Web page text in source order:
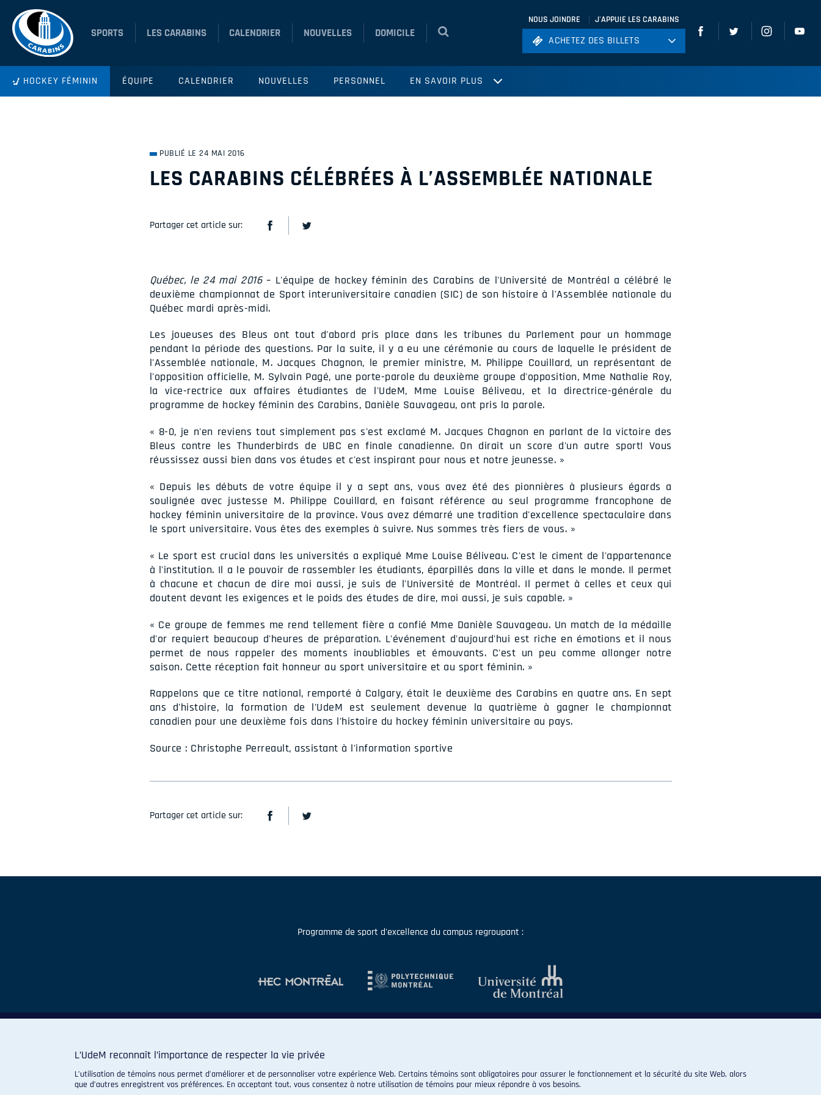
SPORTS LES CARABINS CALENDRIER NOUVELLES DOMICILE
NOUS JOINDRE J'APPUIE LES CARABINS
ACHETEZ DES BILLETS
ACHETEZ DES BILLETS
HOCKEY FÉMININ ÉQUIPE CALENDRIER NOUVELLES PERSONNEL EN SAVOIR PLUS
PUBLIÉ LE 24 MAI 2016
LES CARABINS CÉLÉBRÉES À L’ASSEMBLÉE NATIONALE
Partager cet article sur:
Québec, le 24 mai 2016– L'équipe de hockey féminin des Carabins de l'Université de Montréal a célébré le
deuxième championnat de Sport interuniversitaire canadien (SIC) de son histoire à l'Assemblée nationale du
Québec mardi après-midi.
Les joueuses des Bleus ont tout d'abord pris place dans les tribunes du Parlement pour un hommage
pendant la période des questions. Par la suite, il y a eu une cérémonie au cours de laquelle le président de
l'Assemblée nationale, M. Jacques Chagnon, le premier ministre, M. Philippe Couillard, un représentant de
l'opposition officielle, M. Sylvain Pagé, une porte-parole du deuxième groupe d'opposition, Mme Nathalie Roy,
la vice-rectrice aux affaires étudiantes de l'UdeM, Mme Louise Béliveau, et la directrice-générale du
programme de hockey féminin des Carabins, Danièle Sauvageau, ont pris la parole.
« 8-0, je n'en reviens tout simplement pas s'est exclamé M. Jacques Chagnon en parlant de la victoire des
Bleus contre les Thunderbirds de UBC en finale canadienne. On dirait un score d'un autre sport! Vous
réussissez aussi bien dans vos études et c'est inspirant pour nous et notre jeunesse. »
« Depuis les débuts de votre équipe il y a sept ans, vous avez été des pionnières à plusieurs égards a
soulignée avec justesse M. Philippe Couillard, en faisant référence au seul programme francophone de
hockey féminin universitaire de la province. Vous avez démarré une tradition d'excellence spectaculaire dans
le sport universitaire. Vous êtes des exemples à suivre. Nus sommes très fiers de vous. »
« Le sport est crucial dans les universités a expliqué Mme Louise Béliveau. C'est le ciment de l'appartenance
à l'institution. Il a le pouvoir de rassembler les étudiants, éparpillés dans la ville et dans le monde. Il permet
à chacune et chacun de dire moi aussi, je suis de l'Université de Montréal. Il permet à celles et ceux qui
doutent devant les exigences et le poids des études de dire, moi aussi, je suis capable. »
« Ce groupe de femmes me rend tellement fière a confié Mme Danièle Sauvageau. Un match de la médaille
d'or requiert beaucoup d'heures de préparation. L'événement d'aujourd'hui est riche en émotions et il nous
permet de nous rappeler des moments inoubliables et émouvants. C'est un peu comme allonger notre
saison. Cette réception fait honneur au sport universitaire et au sport féminin. »
Rappelons que ce titre national, remporté à Calgary, était le deuxième des Carabins en quatre ans. En sept
ans d'histoire, la formation de l'UdeM est seulement devenue la quatrième à gagner le championnat
canadien pour une deuxième fois dans l'histoire du hockey féminin universitaire au pays.
Source : Christophe Perreault, assistant à l'information sportive
Partager cet article sur:
Programme de sport d'excellence du campus regroupant :
L’UdeM reconnaît l’importance de respecter la vie privée
L’utilisation de témoins nous permet d’améliorer et de personnaliser votre expérience Web. Certains témoins sont obligatoires pour assurer le fonctionnement et la sécurité du site Web, alors
que d’autres enregistrent vos préférences. En acceptant tout, vous consentez à notre utilisation de témoins pour mieux répondre à vos besoins.